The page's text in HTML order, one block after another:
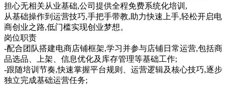
担心无相关从业基础,公司提供全程免费系统化培训,
从基础操作到运营技巧,手把手带教,助力快速上手,轻松开启电
商创业之路,低门槛实现创业梦想。
岗位职责
-配合团队搭建电商店铺框架,学习并参与店铺日常运营,包括商
品选品、上架、信息优化及库存管理等基础工作;
-跟随培训节奏,快速掌握平台规则、运营逻辑及核心技巧,逐步
独立完成基础运营任务;